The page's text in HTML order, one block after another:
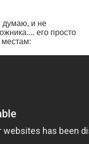
думаю, и не
его просто
местам: